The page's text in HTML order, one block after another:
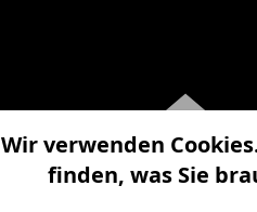
Wir verwenden
finden, was Sie